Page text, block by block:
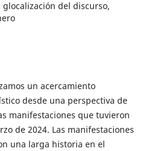
del discurso,
un acercamiento
desde una perspectiva de
manifestaciones que tuvieron
de 2024. Las manifestaciones
una larga historia en el